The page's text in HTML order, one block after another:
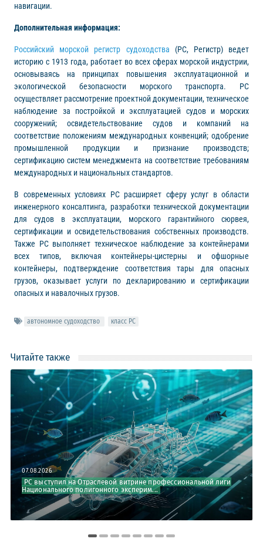
навигации.
Дополнительная информация:
Российский морской регистр судоходства (РС, Регистр) ведет
историю с 1913 года, работает во всех сферах морской индустрии,
основываясь на принципах повышения эксплуатационной и
экологической безопасности морского транспорта. РС
осуществляет рассмотрение проектной документации, техническое
наблюдение за постройкой и эксплуатацией судов и морских
сооружений; освидетельствование судов и компаний на
соответствие положениям международных конвенций; одобрение
промышленной продукции и признание производств;
сертификацию систем менеджмента на соответствие требованиям
международных и национальных стандартов.
В современных условиях РС расширяет сферу услуг в области
инженерного консалтинга, разработки технической документации
для судов в эксплуатации, морского гарантийного сюрвея,
сертификации и освидетельствования собственных производств.
Также РС выполняет техническое наблюдение за контейнерами
всех типов, включая контейнеры-цистерны и офшорные
контейнеры, подтверждение соответствия тары для опасных
грузов, оказывает услуги по декларированию и сертификации
опасных и навалочных грузов.
автономное судоходство класс РС
Читайте также
07.08.2026
РС выступил на Отраслевой витрине профессиональной лиги
Национального полигонного эксперим...